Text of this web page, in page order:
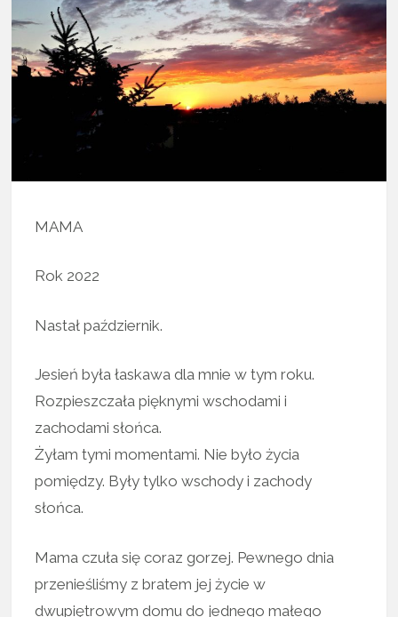
MAMA
Rok 2022
Nastał październik.
Jesień była łaskawa dla mnie w tym roku.
Rozpieszczała pięknymi wschodami i
zachodami słońca.
Żyłam tymi momentami. Nie było życia
pomiędzy. Były tylko wschody i zachody
słońca.
Mama czuła się coraz gorzej. Pewnego dnia
przenieśliśmy z bratem jej życie w
dwupiętrowym domu do jednego małego